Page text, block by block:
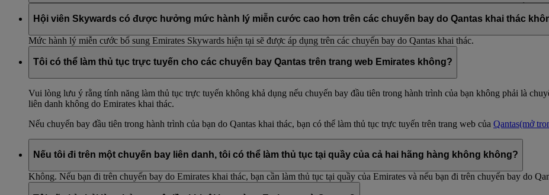
Khi bạn chuyển từ một chuyến bay quốc tế sang chuyến bay nội địa của Qantas hoặc chuyến bay Trans–Tasman (chuyến bay giữa Úc
vé, thì mức hành lý miễn cước quốc tế sẽ áp dụng cho cả hai chặng. Nếu bạn bay theo các vé riêng rẽ, bạn sẽ phải xuất trình cả hai vé
Hội viên Skywards có được hưởng mức hành lý miễn cước cao hơn trên các chuyến bay do Qantas khai thác
Mức hành lý miễn cước bổ sung Emirates Skywards hiện tại sẽ được áp dụng trên các chuyến bay do Qantas khai thác.
Tôi có thể làm thủ tục trực tuyến cho các chuyến bay Qantas trên trang web Emirates không?
Vui lòng lưu ý rằng tính năng làm thủ tục trực tuyến không khả dụng nếu chuyến bay đầu tiên trong hành trình của bạn không phải là
liên danh không do Emirates khai thác.
Nếu chuyến bay đầu tiên trong hành trình của bạn do Qantas khai thác, bạn có thể làm thủ tục trực tuyến trên trang web của Qantas(mở
Nếu tôi đi trên một chuyến bay liên danh, tôi có thể làm thủ tục tại quầy của cả hai hãng hàng không không?
Không. Nếu bạn đi trên chuyến bay do Emirates khai thác, bạn cần làm thủ tục tại quầy của Emirates và nếu bạn đi trên chuyến bay do